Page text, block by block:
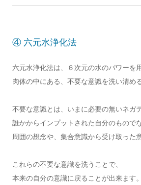
④ 六元水浄化法
六元水浄化法は、６次元の水のパワーを
肉体の中にある、不要な意識を洗い清め
不要な意識とは、いまに必要の無いネガ
誰かからインプットされた自分のもので
周囲の想念や、集合意識から受け取った
これらの不要な意識を洗うことで、
本来の自分の意識に戻ることが出来ます。